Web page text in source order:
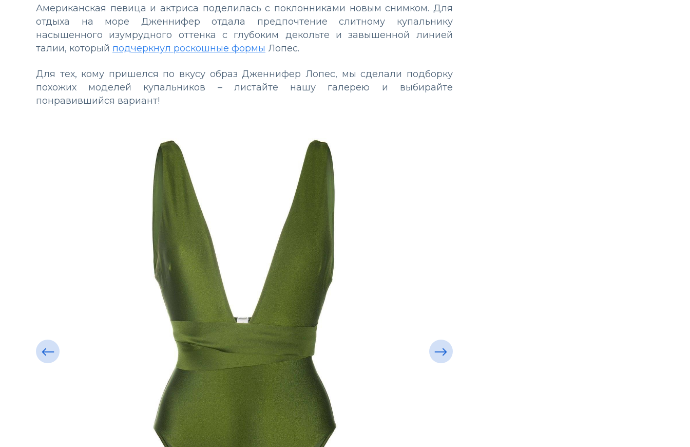
Американская певица и актриса поделилась с поклонниками новым снимком. Для
отдыха на море Дженнифер отдала предпочтение слитному купальнику
насыщенного изумрудного оттенка с глубоким декольте и завышенной линией
талии, который подчеркнул роскошные формы Лопес.
Для тех, кому пришелся по вкусу образ Дженнифер Лопес, мы сделали подборку
похожих моделей купальников – листайте нашу галерею и выбирайте
понравившийся вариант!